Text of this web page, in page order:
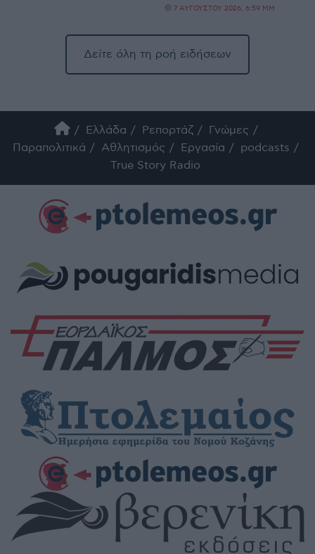
7 ΑΥΓΟΎΣΤΟΥ 2026, 6:59 ΜΜ
Δείτε όλη τη ροή ειδήσεων
Ελλάδα Ρεπορτάζ
Γνώμες
Παραπολιτικά
Αθλητισμός Εργασία
podcasts
True Story Radio